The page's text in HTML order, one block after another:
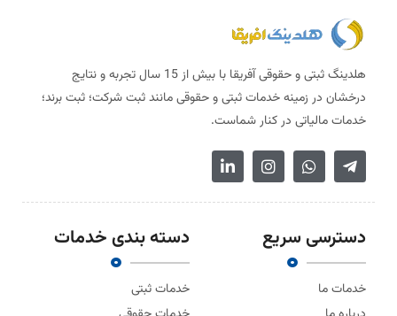
هلدینگ ثبتی و حقوقی آفریقا با بیش از 15 سال تجربه و نتایج
درخشان در زمینه خدمات ثبتی و حقوقی مانند ثبت شرکت؛ ثبت برند؛
خدمات مالیاتی در کنار شماست.
دسترسی سریع
خدمات ما
دسته بندی خدمات
خدمات ثبتی